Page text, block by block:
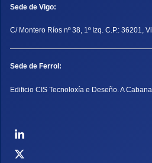
Sede de Vigo:
C/ Montero Ríos nº 38, 1º Izq. C.P.: 36201,
Sede de Ferrol:
Edificio CIS Tecnoloxía e Deseño. A